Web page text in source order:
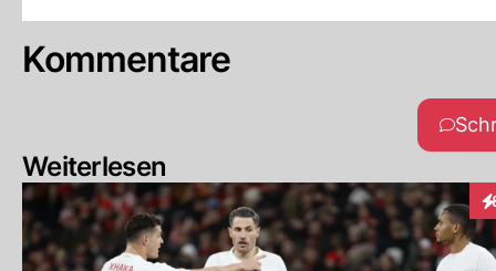
Kommentare
Weiterlesen